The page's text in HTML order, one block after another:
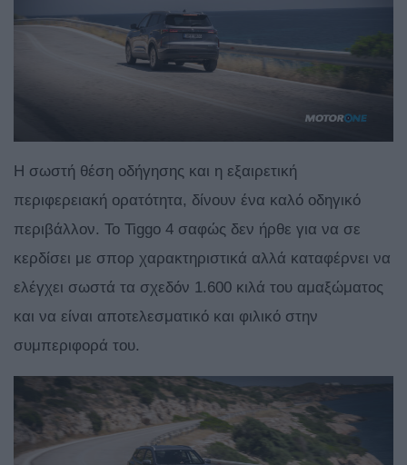
Η σωστή θέση οδήγησης και η εξαιρετική
περιφερειακή ορατότητα, δίνουν ένα καλό οδηγικό
περιβάλλον. Το Tiggo 4 σαφώς δεν ήρθε για να σε
κερδίσει με σπορ χαρακτηριστικά αλλά καταφέρνει να
ελέγχει σωστά τα σχεδόν 1.600 κιλά του αμαξώματος
και να είναι αποτελεσματικό και φιλικό στην
συμπεριφορά του.